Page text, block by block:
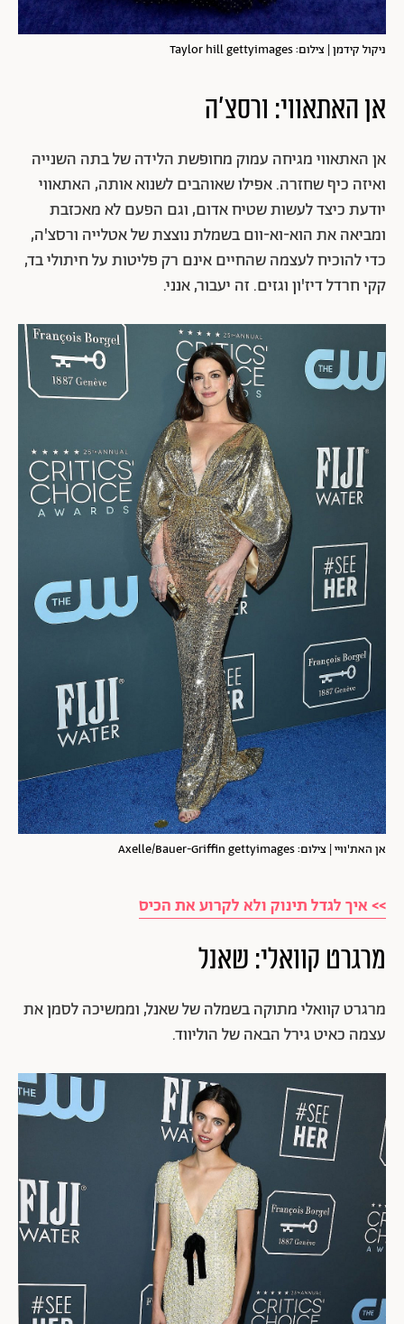
ניקול קידמן | צילום: Taylor hill gettyimages
אן האתאווי: ורסצ'ה
אן האתאווי מגיחה עמוק מחופשת הלידה של בתה השנייה
ואיזה כיף שחזרה. אפילו שאוהבים לשנוא אותה, האתאווי
יודעת כיצד לעשות שטיח אדום, וגם הפעם לא מאכזבת
ומביאה את הוא-וא-וום בשמלת נוצצת של אטלייה ורסצ'ה,
כדי להוכיח לעצמה שהחיים אינם רק פליטות על חיתולי בד,
קקי חרדל דיז'ון וגזים. זה יעבור, אנני.
אן האת'וויי | צילום: Axelle/Bauer-Griffin gettyimages
>> איך לגדל תינוק ולא לקרוע את הכיס
מרגרט קוואלי: שאנל
מרגרט קוואלי מתוקה בשמלה של שאנל, וממשיכה לסמן את
עצמה כאיט גירל הבאה של הוליווד.